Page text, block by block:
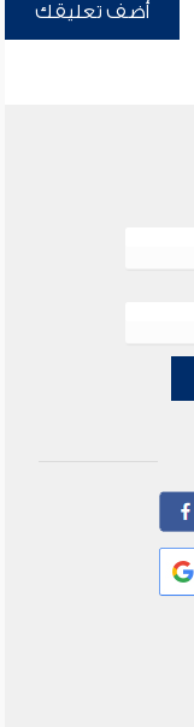
أضف تعليقك